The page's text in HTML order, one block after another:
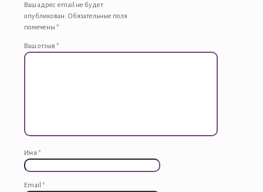
Ваш адрес email не будет
опубликован. Обязательные поля
помечены *
Ваш отзыв *
Имя *
Email *